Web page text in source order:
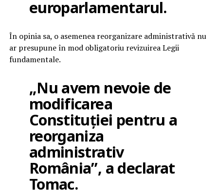
europarlamentarul.
În opinia sa, o asemenea reorganizare administrativă nu
ar presupune în mod obligatoriu revizuirea Legii
fundamentale.
„Nu avem nevoie de
modificarea
Constituției pentru a
reorganiza
administrativ
România”, a declarat
Tomac.